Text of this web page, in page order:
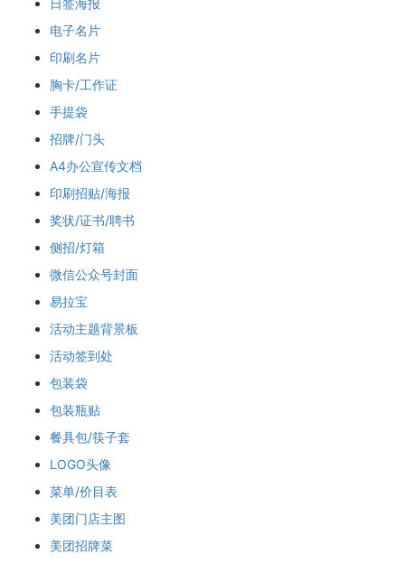
日签海报
电子名片
印刷名片
胸卡/工作证
手提袋
招牌/门头
A4办公宣传文档
印刷招贴/海报
奖状/证书/聘书
侧招/灯箱
微信公众号封面
易拉宝
活动主题背景板
活动签到处
包装袋
包装瓶贴
餐具包/筷子套
LOGO头像
菜单/价目表
美团门店主图
美团招牌菜